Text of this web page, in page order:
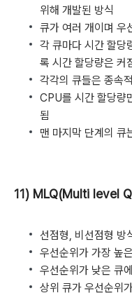
위해 개발된 방식
큐가 여러 개이며 우
각 큐마다 시간 할당
록 시간 할당량은 커
각각의 큐들은 종속
CPU를 시간 할당량
됨
맨 마지막 단계의 큐
11) MLQ(Multi level
선점형, 비선점형 방
우선순위가 가장 높
우선순위가 낮은 큐
상위 큐가 우선순위